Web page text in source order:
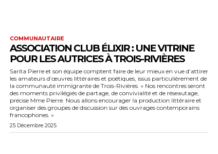
COMMUNAUTAIRE
ASSOCIATION CLUB ÉLIXIR : UNE VITRINE
POUR LES AUTRICES À TROIS-RIVIÈRES
Sarita Pierre et son équipe comptent faire de leur mieux en vue d’attirer
les amateurs d’œuvres littéraires et poétiques, issus particulièrement de
la communauté immigrante de Trois-Rivières. « Nos rencontres seront
des moments privilégiés de partage, de convivialité et de réseautage,
précise Mme Pierre. Nous allons encourager la production littéraire et
organiser des groupes de discussion sur des ouvrages contemporains
francophones. »
25 Décembre 2025